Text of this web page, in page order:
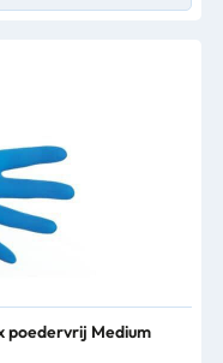
poedervrij Medium